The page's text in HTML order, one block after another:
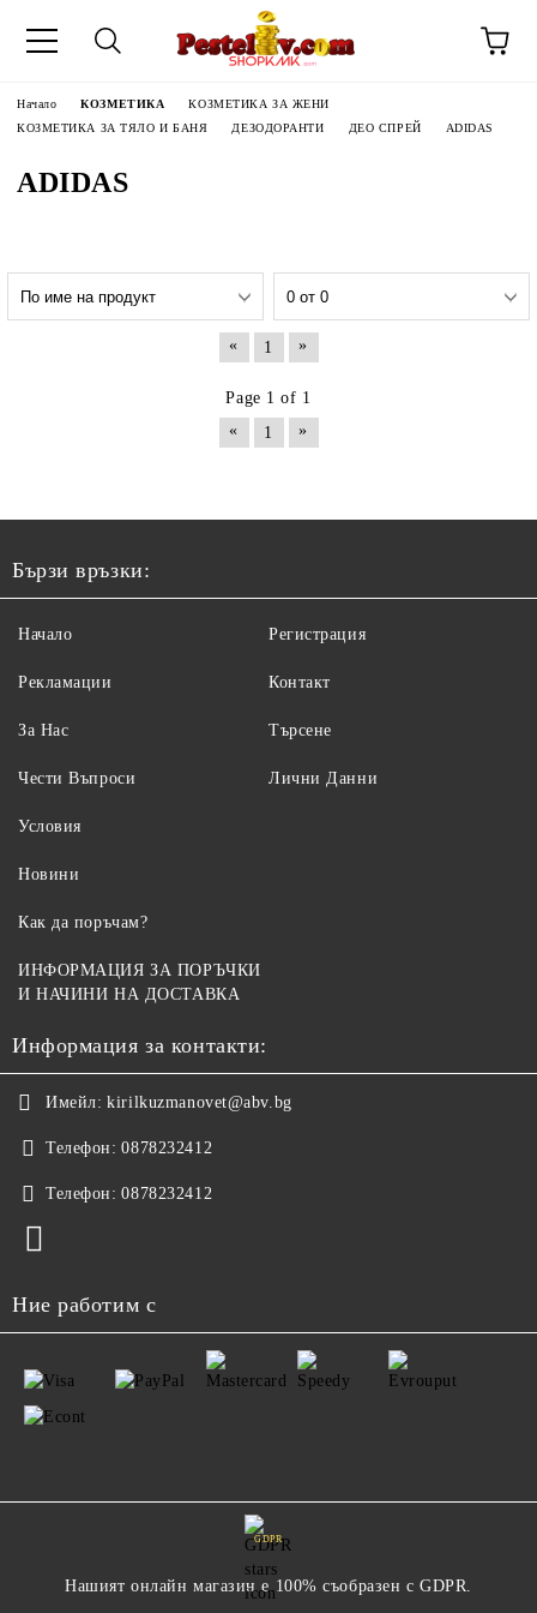
Начало КОЗМЕТИКА
КОЗМЕТИКА ЗА ЖЕНИ
КОЗМЕТИКА ЗА ТЯЛО И БАНЯ
ДЕЗОДОРАНТИ ДЕО СПРЕЙ ADIDAS
ADIDAS
« 1 »
Page 1 of 1
«
1 »
Бързи връзки:
Начало
Рекламации
За Нас
Чести Въпроси
Регистрация
Контакт
Търсене
Лични Данни
Условия
Новини
Как да поръчам?
ИНФОРМАЦИЯ ЗА ПОРЪЧКИ
И НАЧИНИ НА ДОСТАВКА
Информация за контакти:
Имейл: kirilkuzmanovet@abv.bg
Телефон: 0878232412
Телефон: 0878232412
Ние работим с
GDPR
Нашият онлайн магазин е 100% съобразен с GDPR.